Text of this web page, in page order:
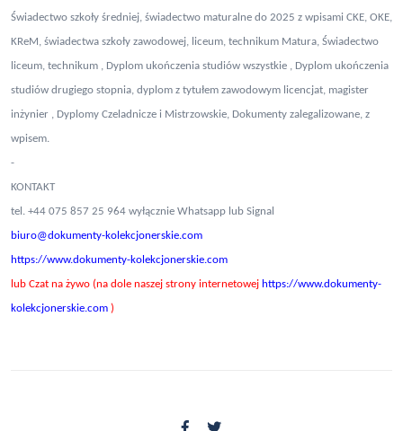
Świadectwo szkoły średniej, świadectwo maturalne do 2025 z wpisami CKE, OKE,
KReM, świadectwa szkoły zawodowej, liceum, technikum Matura, Świadectwo
liceum, technikum , Dyplom ukończenia studiów wszystkie , Dyplom ukończenia
studiów drugiego stopnia, dyplom z tytułem zawodowym licencjat, magister
inżynier , Dyplomy Czeladnicze i Mistrzowskie, Dokumenty zalegalizowane, z
wpisem.
-
KONTAKT
tel. +44 075 857 25 964 wyłącznie Whatsapp lub Signal
biuro@dokumenty-kolekcjonerskie.com
https://www.dokumenty-kolekcjonerskie.com
lub Czat na żywo (na dole naszej strony internetowej https://www.dokumenty-
kolekcjonerskie.com )